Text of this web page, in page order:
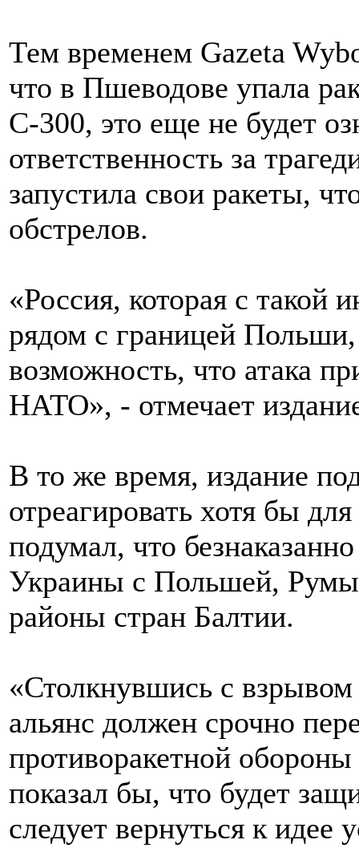
Тем временем Gazeta
что в Пшеводове упала
С-300, это еще не будет
ответственность за
запустила свои ракеты,
обстрелов.
«Россия, которая с такой
рядом с границей
возможность, что атака
НАТО», - отмечает
В то же время, издание
отреагировать хотя бы
подумал, что
Украины с Польшей,
районы стран Балтии.
«Столкнувшись с взрывом
альянс должен срочно
противоракетной
показал бы, что будет
следует вернуться к идее